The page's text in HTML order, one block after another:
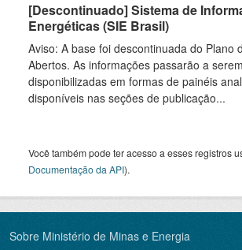
[Descontinuado] Sistema de
Energéticas (SIE Brasil)
Aviso: A base foi descontinuada do Plano
Abertos. As informações passarão a serem
disponibilizadas em formas de painéis
disponíveis nas seções de publicação...
Você também pode ter acesso a esses registros
Documentação da API).
Sobre Ministério de Minas e Energia